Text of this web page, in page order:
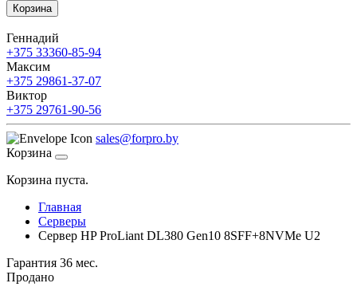
Корзина
Геннадий
+375 33360-85-94
Максим
+375 29861-37-07
Виктор
+375 29761-90-56
sales@forpro.by
Корзина
Корзина пуста.
Главная
Серверы
Сервер HP ProLiant DL380 Gen10 8SFF+8NVMe U2
Гарантия 36 мес.
Продано